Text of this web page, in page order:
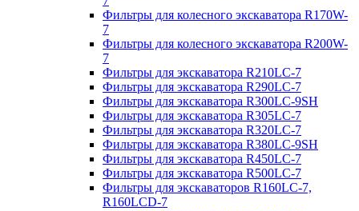
Фильтры для колесного экскаватора R170W-
7
Фильтры для колесного экскаватора R200W-
7
Фильтры для экскаватора R210LC-7
Фильтры для экскаватора R290LC-7
Фильтры для экскаватора R300LC-9SH
Фильтры для экскаватора R305LC-7
Фильтры для экскаватора R320LC-7
Фильтры для экскаватора R380LC-9SH
Фильтры для экскаватора R450LC-7
Фильтры для экскаватора R500LC-7
Фильтры для экскаваторов R160LC-7,
R160LCD-7